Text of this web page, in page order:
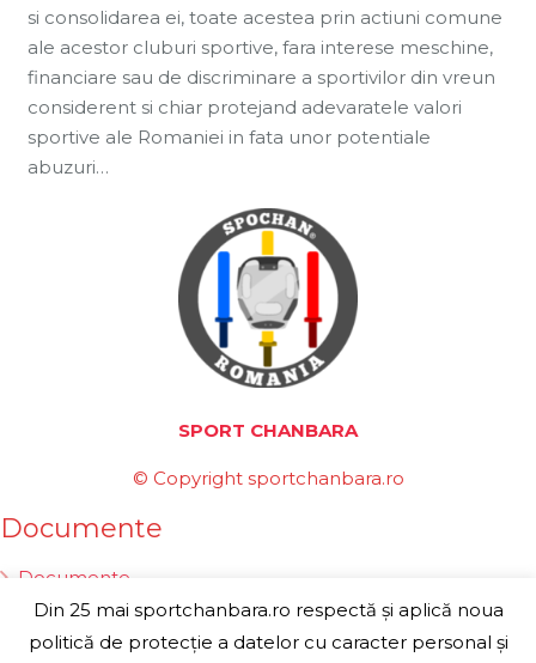
si consolidarea ei, toate acestea prin actiuni comune
ale acestor cluburi sportive, fara interese meschine,
financiare sau de discriminare a sportivilor din vreun
considerent si chiar protejand adevaratele valori
sportive ale Romaniei in fata unor potentiale
abuzuri…
SPORT CHANBARA
© Copyright sportchanbara.ro
Documente
Documente
Statut
Reguli
Din 25 mai sportchanbara.ro respectă și aplică noua
politică de protecție a datelor cu caracter personal și